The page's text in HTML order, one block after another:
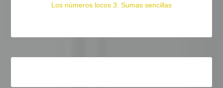
Los números locos 3: Sumas sencillas